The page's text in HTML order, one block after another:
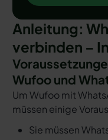
Anleitung:
verbinden –
Wufoo und
Um Wufoo mit
müssen einige
Sie müssen